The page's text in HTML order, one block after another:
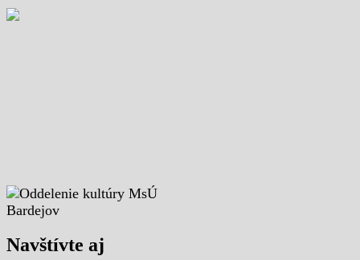
Navštívte aj